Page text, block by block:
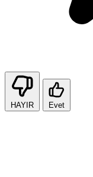
HAYIR Evet